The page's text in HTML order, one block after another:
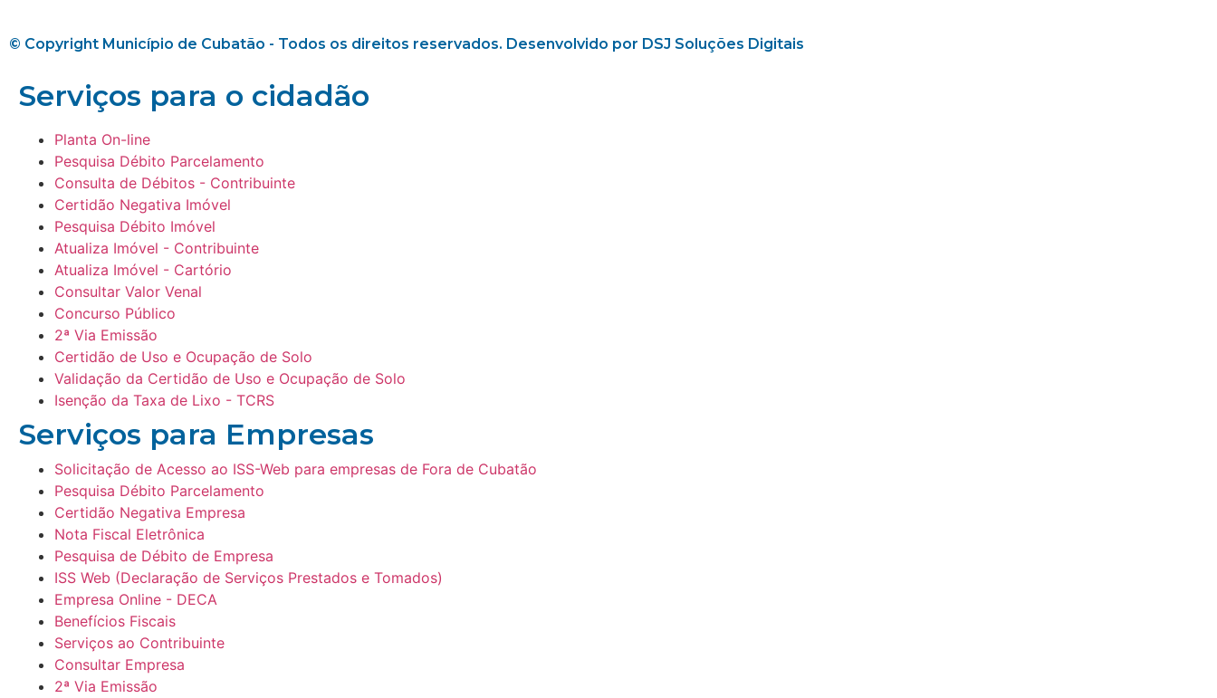
© Copyright Município de Cubatão - Todos os direitos reservados. Desenvolvido por DSJ Soluções Digitais
Serviços para o cidadão​
Planta On-line
Pesquisa Débito Parcelamento
Consulta de Débitos - Contribuinte
Certidão Negativa Imóvel
Pesquisa Débito Imóvel
Atualiza Imóvel - Contribuinte
Atualiza Imóvel - Cartório
Consultar Valor Venal
Concurso Público
2ª Via Emissão
Certidão de Uso e Ocupação de Solo
Validação da Certidão de Uso e Ocupação de Solo
Isenção da Taxa de Lixo - TCRS
Serviços para Empresas​
Solicitação de Acesso ao ISS-Web para empresas de Fora de Cubatão
Pesquisa Débito Parcelamento
Certidão Negativa Empresa
Nota Fiscal Eletrônica
Pesquisa de Débito de Empresa
ISS Web (Declaração de Serviços Prestados e Tomados)
Empresa Online - DECA
Benefícios Fiscais
Serviços ao Contribuinte
Consultar Empresa
2ª Via Emissão